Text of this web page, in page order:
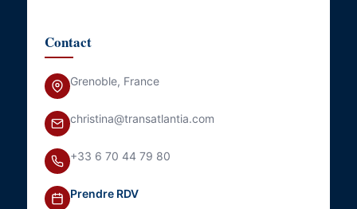
Contact
Grenoble, France
christina@transatlantia.com
+33 6 70 44 79 80
Prendre RDV